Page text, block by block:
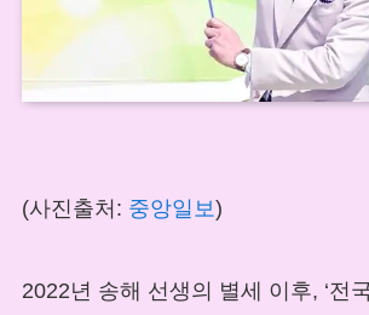
(사진출처: 중앙일보)
2022년 송해 선생의 별세 이후, ‘전